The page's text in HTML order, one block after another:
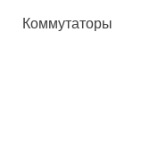
Коммутаторы